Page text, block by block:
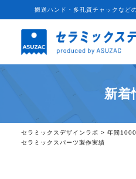
搬送ハンド・多孔質チャックなど
新着
セラミックスデザインラボ > 年間
セラミックスパーツ製作実績